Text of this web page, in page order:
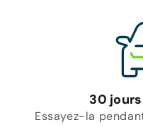
30
Essayez-la